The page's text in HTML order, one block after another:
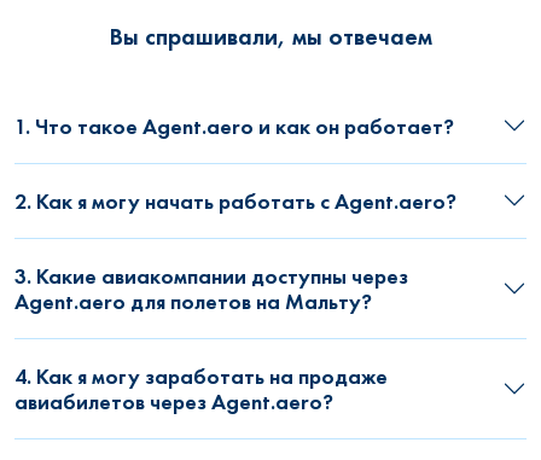
Вы спрашивали, мы отвечаем
1. Что такое Agent.aero и как он работает?
2. Как я могу начать работать с Agent.aero?
3. Какие авиакомпании доступны через
Agent.aero для полетов на Мальту?
4. Как я могу заработать на продаже
авиабилетов через Agent.aero?